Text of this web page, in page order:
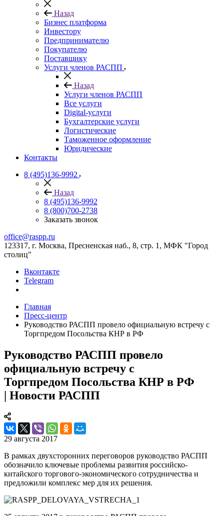
Назад
Бизнес платформа
Инвестору
Предпринимателю
Покупателю
Поставщику
Услуги членов РАСПП
Назад
Услуги членов РАСПП
Все услуги
Digital-услуги
Бухгалтерские услуги
Логистические
Таможенное оформление
Юридические
Контакты
8 (495)136-9992
Назад
8 (495)136-9992
8 (800)700-2738
Заказать звонок
office@raspp.ru
123317, г. Москва, Пресненская наб., 8, стр. 1, МФК "Город
столиц"
Вконтакте
Telegram
Главная
Пресс-центр
Руководство РАСПП провело официальную встречу с
Торгпредом Посольства КНР в РФ
Руководство РАСПП провело
официальную встречу с
Торгпредом Посольства КНР в РФ
| Новости РАСПП
29 августа 2017
В рамках двухсторонних переговоров руководство РАСПП
обозначило ключевые проблемы развития российско-
китайского торгового-экономического сотрудничества и
предложили комплекс мер для их решения.